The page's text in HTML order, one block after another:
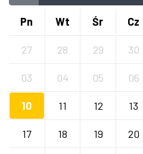
Pn Wt Śr Cz
27 28 29 30
03 04 05 06
10 11 12 13
17 18 19 20